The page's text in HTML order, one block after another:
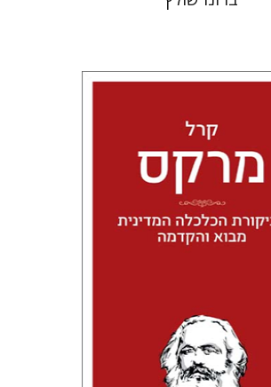
טל מאיר גלעדי
הנחת אתר ספר מודפס
$27
$24